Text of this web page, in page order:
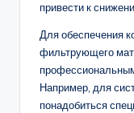
привести к
Для обеспечения
фильтрующего
Например, для
понадобиться